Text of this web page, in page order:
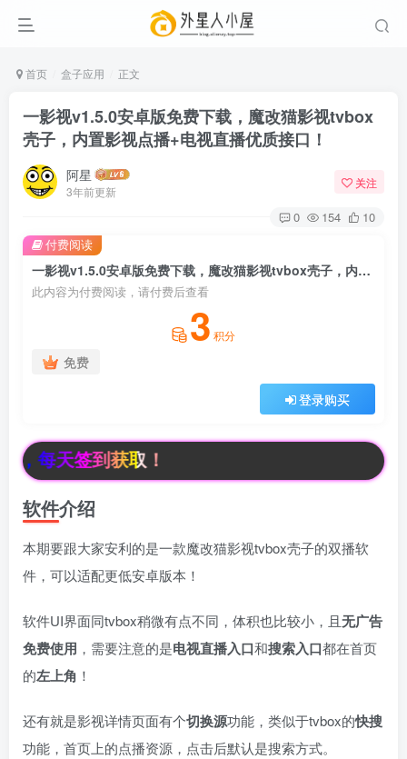
首页 盒子应用 正文
一影视v1.5.0安卓版免费下载，魔改猫影视tvbox
壳子，内置影视点播+电视直播优质接口！
阿星
3年前更新
关注
0 154 10
一影视v1.5.0安卓版免费下载，魔改猫影视tvbox壳子，内置影视点播+电视直播优质接口！
此内容为付费阅读，请付费后查看
3 积分
免费
登录购买
付费阅读
每天签到获取！
软件介绍
本期要跟大家安利的是一款魔改猫影视tvbox壳子的双播软
件，可以适配更低安卓版本！
软件UI界面同tvbox稍微有点不同，体积也比较小，且无广告
免费使用 ，需要注意的是电视直播入口和搜索入口都在首页
的左上角 ！
还有就是影视详情页面有个切换源功能，类似于tvbox的快搜
功能，首页上的点播资源，点击后默认是搜索方式。